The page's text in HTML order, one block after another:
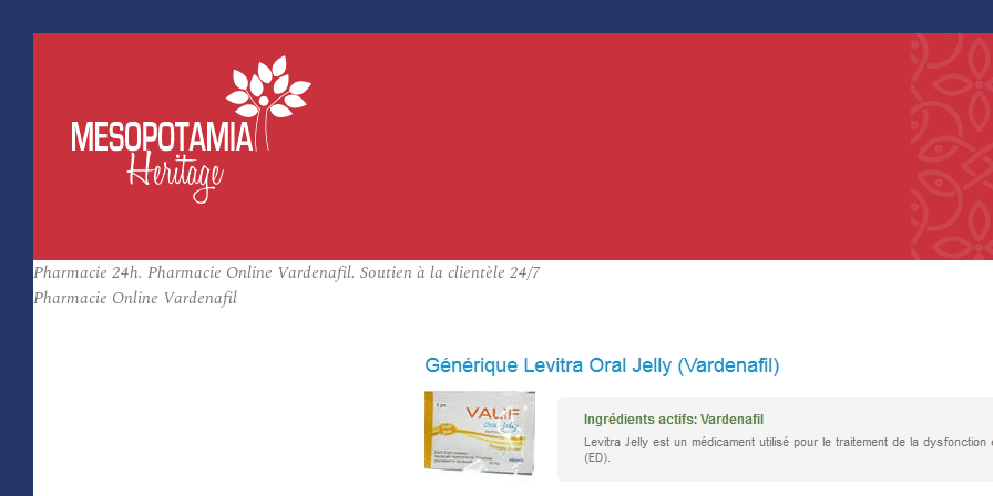
Pharmacie 24h. Pharmacie Online Vardenafil. Soutien à la clientèle 24/7
Pharmacie Online Vardenafil